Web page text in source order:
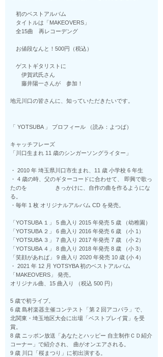
初のベストアルバム
タイトルは「MAKEOVERS」
全15曲 再レコーデング
お値段なんと！500円（税込）
ゲストギタリストに
伊賀武氏さん
藤井陽一さんが 参加！
地元川口の皆さんに、知っていただきたいです。
「 YOTSUBA 」 プロフィール （読み：よつば）
キャッチフレーズ
「川口生まれ 11 歳のシンガーソングライター」
・ 2010 年 埼玉県川口市生まれ、11 歳 小学校 6 年生
・ 4 歳の時、父のギターコードに合わせて、 即興で歌っ
たのを きっかけに、自作の曲を作るようにな
る。
・毎年 1 枚 オリジナルアルバム CD を発売。
「YOTSUBA １」 5 曲入り 2015 年発売 5 歳 （幼稚園）
「YOTSUBA ２」 6 曲入り 2016 年発売 6 歳 （小 1）
「YOTSUBA ３」 7 曲入り 2017 年発売 7 歳 （小 2）
「YOTSUBA ４」 8 曲入り 2018 年発売 8 歳 （小 3）
「笑顔があれば」 9 曲入り 2020 年発売 10 歳 (小 4）
・ 2021 年 12 月 YOTSYBA 初のベストアルバム
「MAKEOVERS」 発売。
オリジナル曲、15 曲入り （税込 500 円）
5 歳で初ライブ。
6 歳 島村楽器主催コンテスト「第 2 回アコパラ」で、
北関東・埼玉地区大会に出場「ベストプレイ賞」を受
賞。
8 歳 ニッポン放送「あなたとハッピー 自主制作ＣＤ紹介
コーナー」で紹介され、 曲がオンエアされる。
9 歳 川口「桜まつり」に初出演する。